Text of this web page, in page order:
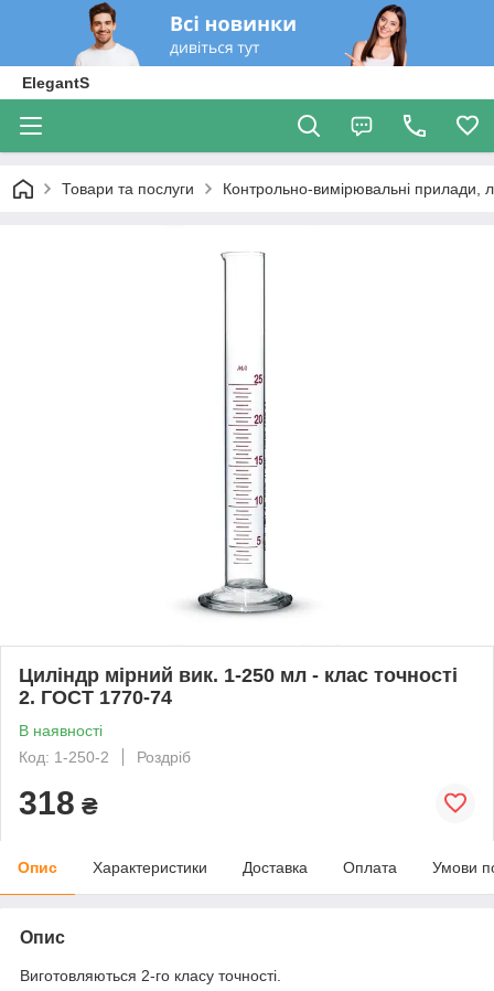
ElegantS
Товари та послуги Контрольно-вимірювальні прилади,
Циліндр мірний вик. 1-250 мл - клас точності
2. ГОСТ 1770-74
В наявності
Код: 1-250-2
Роздріб
318 ₴
Опис Характеристики Доставка Оплата Умови
Опис
Виготовляються 2-го класу точності.